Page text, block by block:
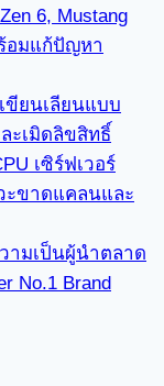
6, Mustang
อมแก้ปัญหา
ขียนเลียนแบบ
ะเมิดลิขสิทธิ์
เซิร์ฟเวอร์
ะขาดแคลนและ
ามเป็นผู้นำตลาด
No.1 Brand